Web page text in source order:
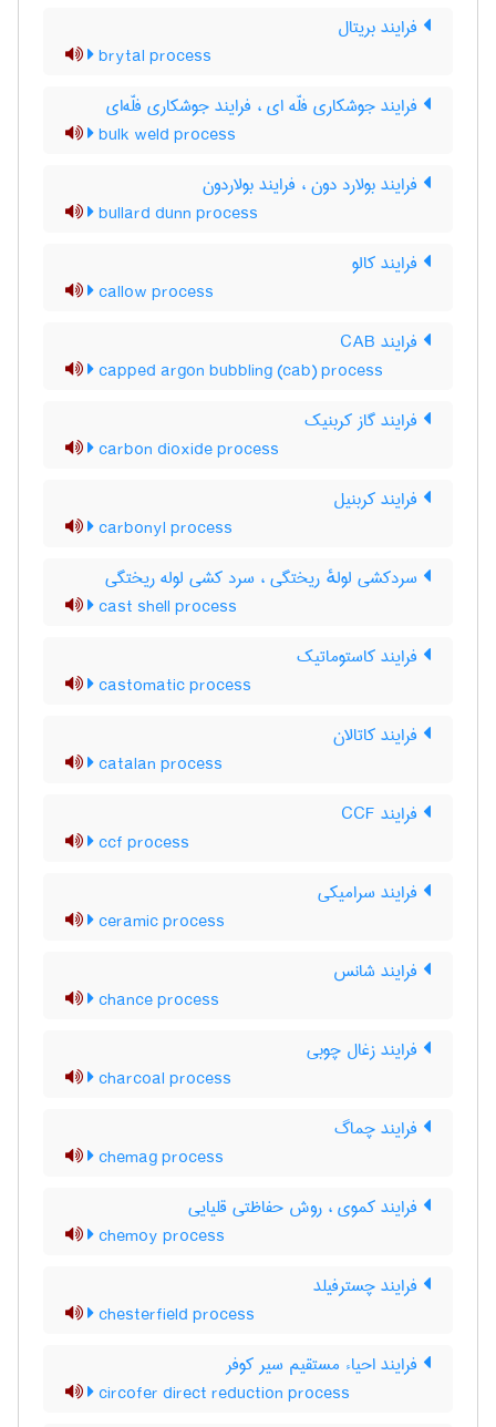
فرایند بریتال
brytal process
فرایند جوشکاری فلّه ای ، فرایند جوشکاری فلّه‌ای
bulk weld process
فرایند بولارد دون ، فرایند بولاردون
bullard dunn process
فرایند کالو
callow process
فرایند CAB
capped argon bubbling (cab) process
فرایند گاز کربنیک
carbon dioxide process
فرایند کربنیل
carbonyl process
سردکشی لولهٔ ریختگی ، سرد کشی لوله ریختگی
cast shell process
فرایند کاستوماتیک
castomatic process
فرایند کاتالان
catalan process
فرایند CCF
ccf process
فرایند سرامیکی
ceramic process
فرایند شانس
chance process
فرایند زغال چوبی
charcoal process
فرایند چماگ
chemag process
فرایند کموی ، روش حفاظتی قلیایی
chemoy process
فرایند چسترفیلد
chesterfield process
فرایند احیاء مستقیم سیر کوفر
circofer direct reduction process